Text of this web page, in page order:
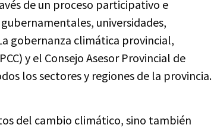
de un proceso participativo e
universidades,
gobernanza climática provincial,
y el Consejo Asesor Provincial de
los sectores y regiones de la provincia.
del cambio climático, sino también